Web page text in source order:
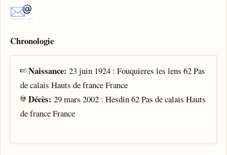
Chronologie
Naissance:23 juin 1924 : Fouquieres les lens 62 Pas
de calais Hauts de france France
Décès:29 mars 2002 : Hesdin 62 Pas de calais Hauts
de france France